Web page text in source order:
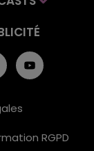
RGPD